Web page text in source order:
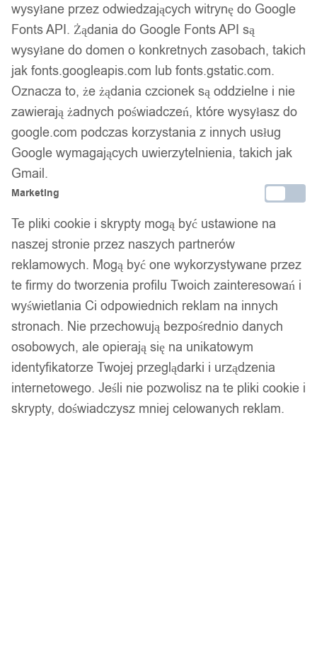
Kamizelka asekuracyjna
kapok 50n kajak sup łódź ce
łódź do 70kg rozmiar xl
134,99zł
Darmowa dostawa od 90 zł
Dostawa w 24h
Zamówienia złożone do 14:00 wysyłamy tego samego dnia.
Dostawa w 24h
Zamówienia złożone do 14:00 wysyłamy tego samego dnia.
Kod produktu: V18_XL
Dostępny w magazynie - szybka dostawa
Dodaj do koszyka
wysyłane przez odwiedzających witrynę do Google
Fonts API. Żądania do Google Fonts API są
wysyłane do domen o konkretnych zasobach, takich
jak fonts.googleapis.com lub fonts.gstatic.com.
Oznacza to, że żądania czcionek są oddzielne i nie
zawierają żadnych poświadczeń, które wysyłasz do
google.com podczas korzystania z innych usług
Google wymagających uwierzytelnienia, takich jak
Gmail.
Marketing
Te pliki cookie i skrypty mogą być ustawione na
naszej stronie przez naszych partnerów
reklamowych. Mogą być one wykorzystywane przez
te firmy do tworzenia profilu Twoich zainteresowań i
wyświetlania Ci odpowiednich reklam na innych
stronach. Nie przechowują bezpośrednio danych
osobowych, ale opierają się na unikatowym
identyfikatorze Twojej przeglądarki i urządzenia
internetowego. Jeśli nie pozwolisz na te pliki cookie i
skrypty, doświadczysz mniej celowanych reklam.